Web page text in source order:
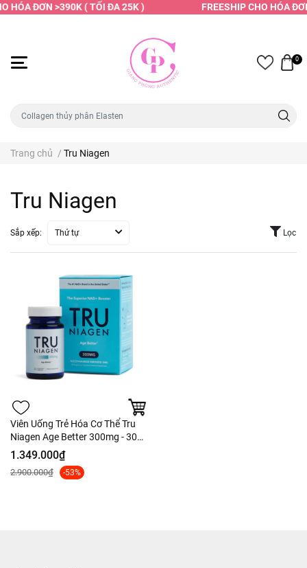
HÓA ĐƠN >390K ( TỐI ĐA 25K ) FREESHIP CHO HÓA
0
Trang chủ / Tru Niagen
Tru Niagen
Sắp xếp: Thứ tự Lọc
Viên Uống Trẻ Hóa Cơ Thể Tru
Niagen Age Better 300mg - 30
viên Fullbox
1.349.000₫
2.900.000₫ -53%